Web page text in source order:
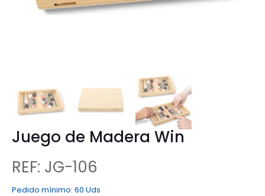
Juego de Madera Win
REF: JG-106
Pedido mínimo: 60 Uds